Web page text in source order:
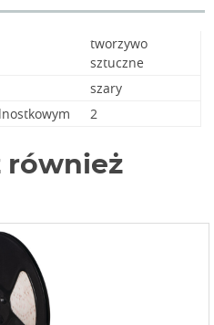
tworzywo
sztuczne
szary
2
również